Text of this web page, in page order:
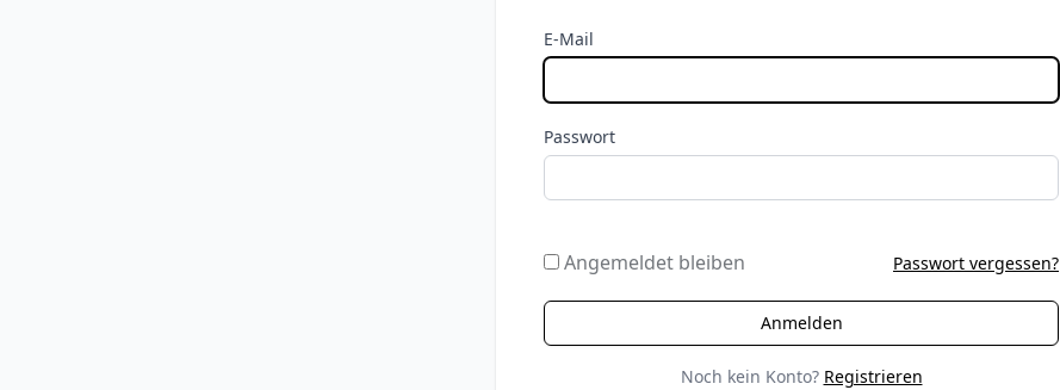
E-Mail
Passwort
Angemeldet bleiben Passwort vergessen?
Noch kein Konto? Registrieren